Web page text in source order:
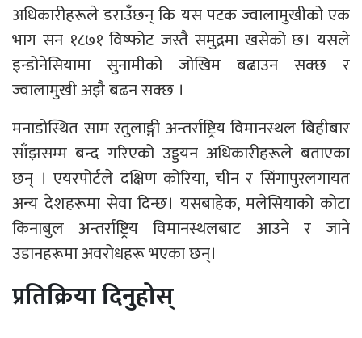
अधिकारीहरूले डराउँछन् कि यस पटक ज्वालामुखीको एक
भाग सन १८७१ विष्फोट जस्तै समुद्रमा खसेको छ। यसले
इन्डोनेसियामा सुनामीको जोखिम बढाउन सक्छ र
ज्वालामुखी अझै बढन सक्छ ।
मनाडोस्थित साम रतुलाङ्गी अन्तर्राष्ट्रिय विमानस्थल बिहीबार
साँझसम्म बन्द गरिएको उड्डयन अधिकारीहरूले बताएका
छन् । एयरपोर्टले दक्षिण कोरिया, चीन र सिंगापुरलगायत
अन्य देशहरूमा सेवा दिन्छ। यसबाहेक, मलेसियाको कोटा
किनाबुल अन्तर्राष्ट्रिय विमानस्थलबाट आउने र जाने
उडानहरूमा अवरोधहरू भएका छन्।
प्रतिक्रिया दिनुहोस्